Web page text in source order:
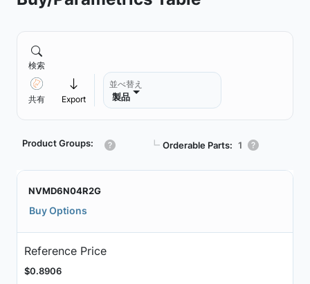
検索
共有 Export
並べ替え
製品
Product Groups: ┗ Orderable Parts: 1
NVMD6N04R2G
Buy Options
Reference Price
$0.8906